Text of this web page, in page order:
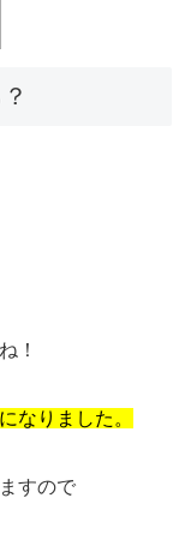
！
なりました。
すので